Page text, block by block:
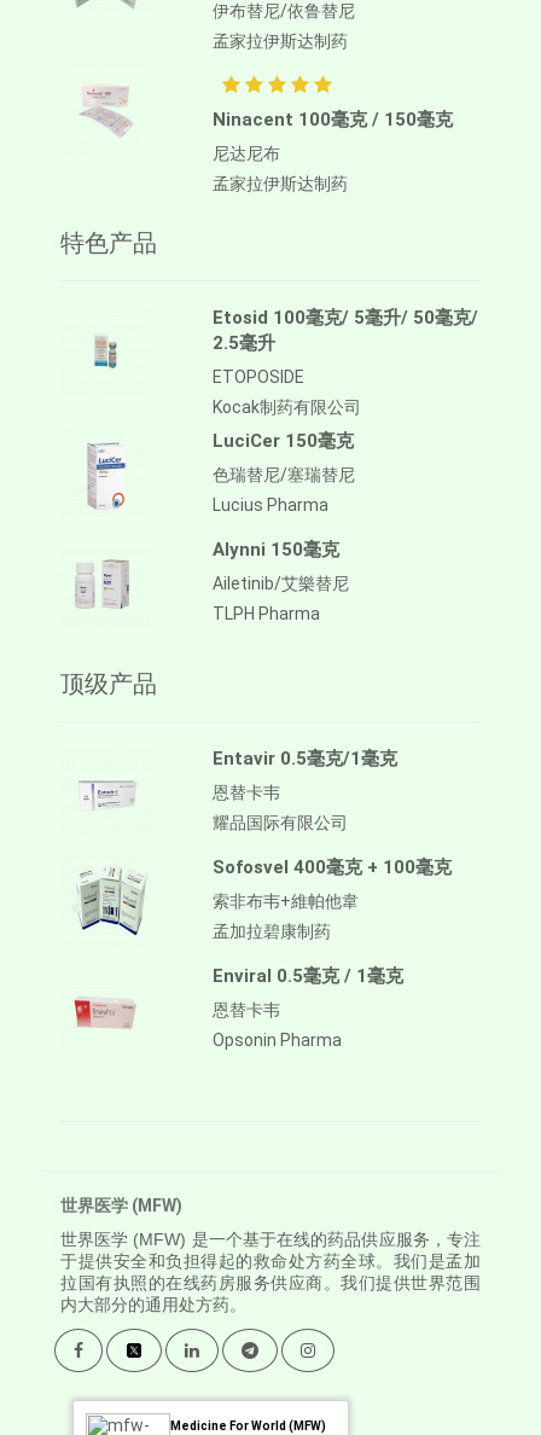
伊布替尼/依鲁替尼
孟家拉伊斯达制药
Ninacent 100毫克 / 150毫克
尼达尼布
孟家拉伊斯达制药
特色产品
Etosid 100毫克/ 5毫升/ 50毫克/
2.5毫升
ETOPOSIDE
Kocak制药有限公司
LuciCer 150毫克
色瑞替尼/塞瑞替尼
Lucius Pharma
Alynni 150毫克
Ailetinib/艾樂替尼
TLPH Pharma
顶级产品
Entavir 0.5毫克/1毫克
恩替卡韦
耀品国际有限公司
Sofosvel 400毫克 + 100毫克
索非布韦+維帕他韋
孟加拉碧康制药
Enviral 0.5毫克 / 1毫克
恩替卡韦
Opsonin Pharma
世界医学 (MFW)
世界医学 (MFW) 是一个基于在线的药品供应服务，专注
于提供安全和负担得起的救命处方药全球。我们是孟加
拉国有执照的在线药房服务供应商。我们提供世界范围
内大部分的通用处方药。
Medicine For World (MFW)